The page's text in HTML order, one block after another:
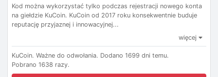
Kod można wykorzystać tylko podczas rejestracji nowego konta
na giełdzie KuCoin. KuCoin od 2017 roku konsekwentnie buduje
reputację przyjaznej i innowacyjnej...
więcej
KuCoin. Ważne do odwołania. Dodano 1699 dni temu.
Pobrano 1638 razy.